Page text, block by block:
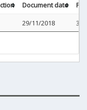
Document date
29/11/2018 30/